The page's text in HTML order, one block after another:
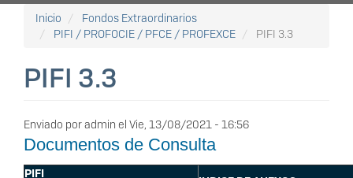
Inicio
Fondos Extraordinarios
PIFI / PROFOCIE / PFCE / PROFEXCE
PIFI 3.3
PIFI 3.3
Enviado poradmin el Vie, 13/08/2021 - 16:56
Documentos de Consulta
PIFI